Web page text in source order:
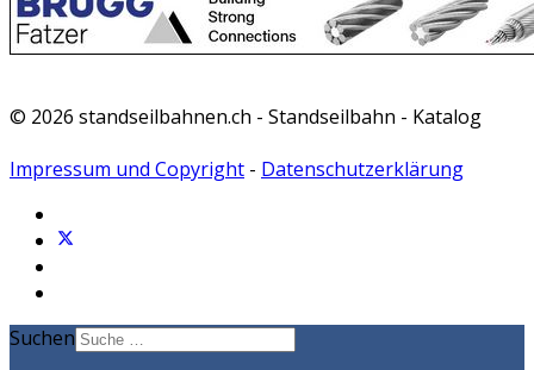
© 2026 standseilbahnen.ch - Standseilbahn - Katalog
Impressum und Copyright - Datenschutzerklärung
Suchen